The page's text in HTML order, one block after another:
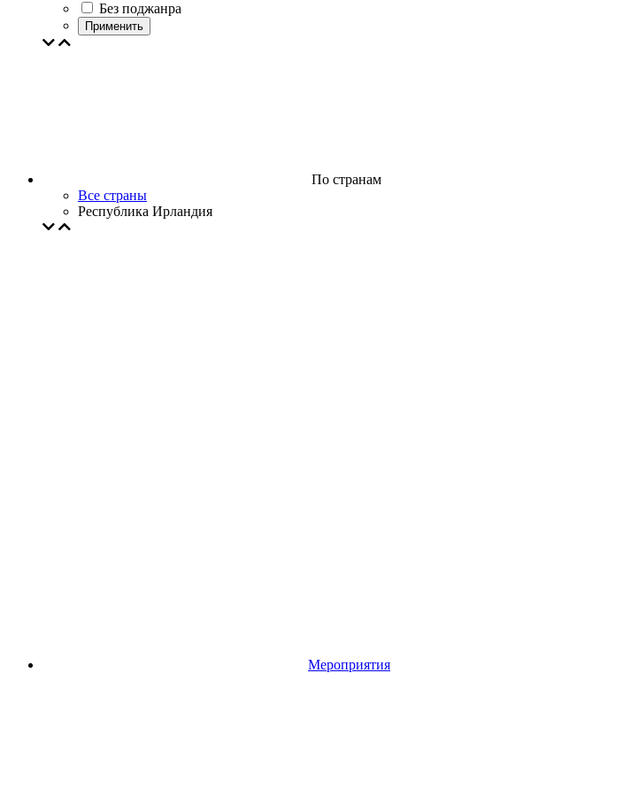
Без поджанра
Применить
По странам
Все страны
Республика Ирландия
Мероприятия